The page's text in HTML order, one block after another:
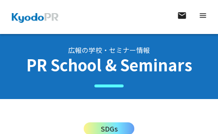
広報の学校・セミナー情報
PR School & Seminars
SDGs